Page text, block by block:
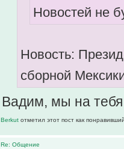
Новостей не
Новость:
сборной
Вадим, мы на
Berkut отметил этот пост как
Re: Общение